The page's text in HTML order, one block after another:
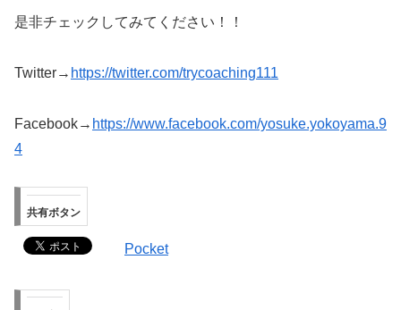
是非チェックしてみてください！！
Twitter→ https://twitter.com/trycoaching111
Facebook→ https://www.facebook.com/yosuke.yokoyama.9
4
共有ボタン
Pocket